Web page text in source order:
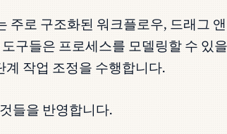
주로 구조화된 워크플로우, 드래그
구들은 프로세스를 모델링할 수 있
계 작업 조정을 수행합니다.
들을 반영합니다.